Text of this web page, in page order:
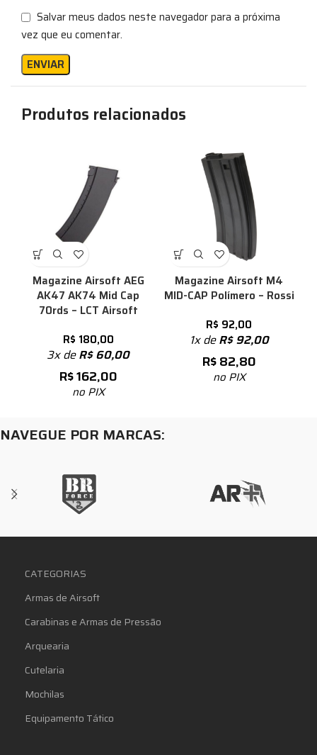
Salvar meus dados neste navegador para a próxima
vez que eu comentar.
Produtos relacionados
Magazine Airsoft AEG
AK47 AK74 Mid Cap
70rds – LCT Airsoft
R$ 180,00
3x deR$60,00
R$162,00
no PIX
Magazine Airsoft M4
MID-CAP Polímero – Rossi
R$ 92,00
1x deR$92,00
R$82,80
no PIX
NAVEGUE POR MARCAS:
CATEGORIAS
Armas de Airsoft
Carabinas e Armas de Pressão
Arquearia
Cutelaria
Mochilas
Equipamento Tático